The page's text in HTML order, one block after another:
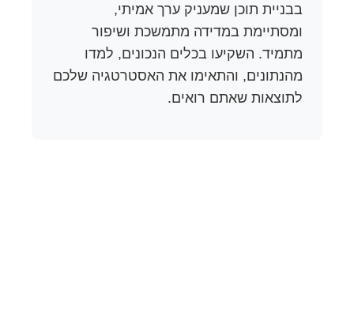
בבניית תוכן שמעניק ערך אמיתי,
ומסתיימת במדידה מתמשכת ושיפור
מתמיד. השקיעו בכלים הנכונים, למדו
מהנתונים, והתאימו את האסטרטגיה שלכם
לתוצאות שאתם רואים.